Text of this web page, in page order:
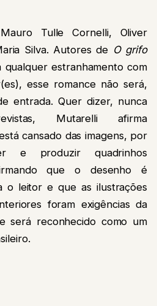
Tulle Cornelli, Oliver
Silva. Autores de O grifo
qualquer estranhamento com
esse romance não será,
entrada. Quer dizer, nunca
Mutarelli afirma
cansado das imagens, por
e produzir quadrinhos
que o desenho é
o leitor e que as ilustrações
foram exigências da
será reconhecido como um